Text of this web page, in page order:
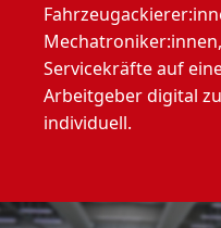
Servicekräfte auf
Arbeitgeber digital
individuell.